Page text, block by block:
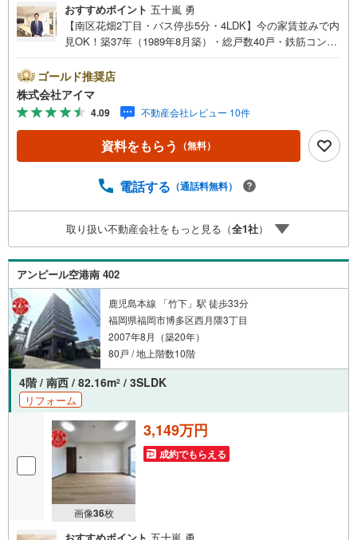
おすすめポイント 五十嵐 勇
【南区花畑2丁目・バス停歩5分・4LDK】今の家賃並みで内
見OK！築37年（1989年8月築）・総戸数40戸・鉄筋コンク
K。専有約87平米。LDKは12帖以上。■リフォーム内装はリ
フォーム済みです。■住戸の条件南西向きのお住まいです。
眺望が開けています。風がよく通ります。■防犯・セキュリ
ティエントランスはオートロック。共用部に防犯カメラを
設置。来訪者は映像で確認できます。■共用部・暮らしエレ
ベーターあり。駐輪場・バイク置場あり。■キッチン・水ま
機・独立洗面所を備えます。■アイマのサポートアイマは福
行はじめ多数の金融機関と提携/最長50年の返済プランもご
用意平日も夜間もご見学OK/ご自宅・最寄り駅まで送迎無
料/オンライン相談OK「見るだけ」「ローン相談だけ」で
も歓迎します他社でローンが難しいと言われた方、転職後
で審査にご不安の方もご相談ください
ゴールド推奨店
株式会社アイマ
4.09 不動産会社レビュー 10件
資料をもらう （無料）
電話する （通話料無料）
取り扱い不動産会社をもっと見る（全1社）
アンピール空港南 402
鹿児島本線 「竹下」駅 徒歩33分
福岡県福岡市博多区西月隈3丁目
2007年8月（築20年）
80戸 / 地上階数10階
4階 / 南西 / 82.16m2 / 3SLDK
リフォーム
画像36枚
3,149万円
成約でもらえる
おすすめポイント 五十嵐 勇